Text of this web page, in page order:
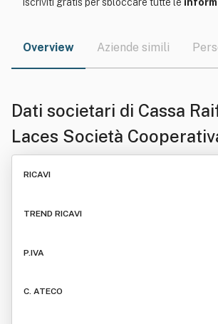
Overview Aziende simili
Dati societari di Cassa
Laces Società
RICAVI
TREND RICAVI
P.IVA
C. ATECO